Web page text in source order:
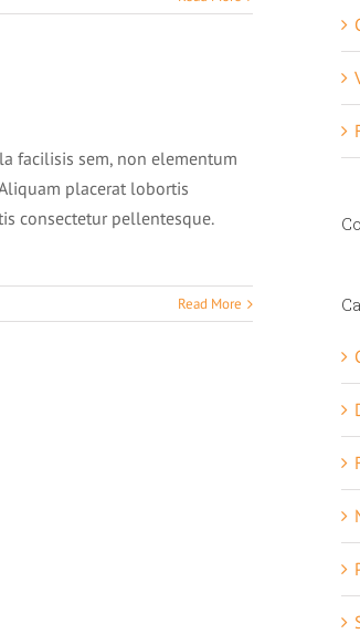
facilisis sem, non elementum
placerat lobortis
consectetur pellentesque.
Read More